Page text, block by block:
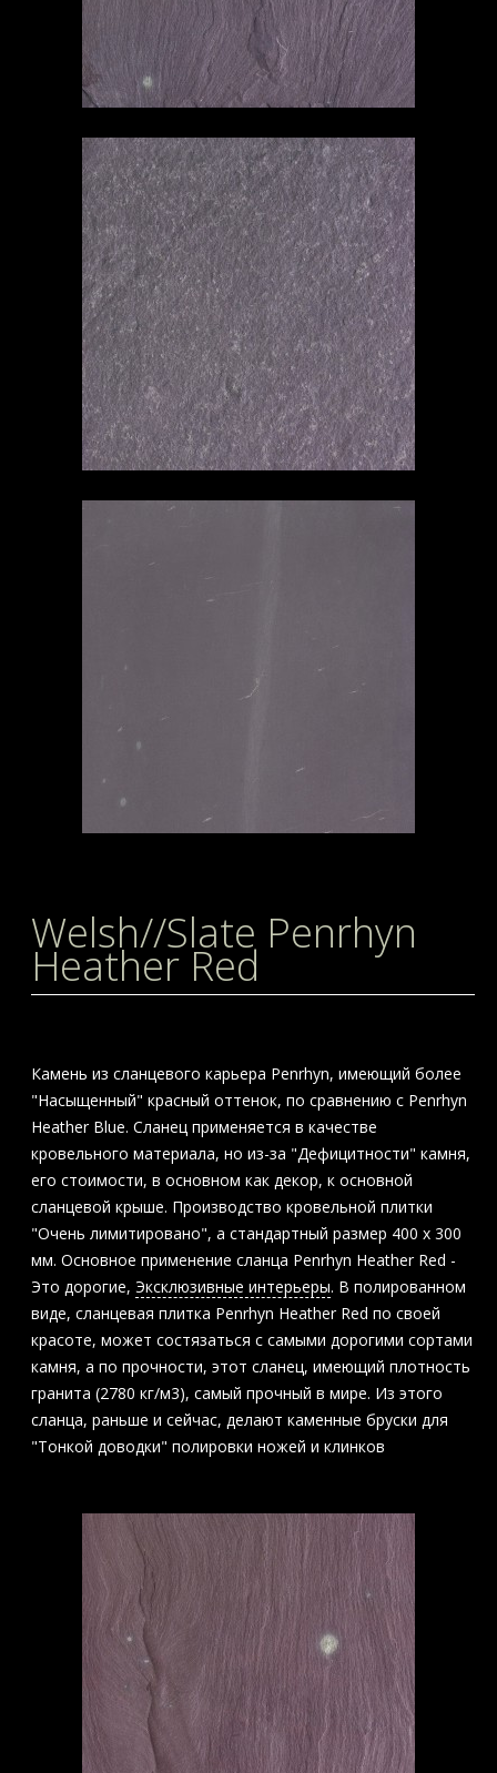
Welsh//Slate Penrhyn
Heather Red
Камень из сланцевого карьера Penrhyn, имеющий более
"Насыщенный" красный оттенок, по сравнению с Penrhyn
Heather Blue. Сланец применяется в качестве
кровельного материала, но из-за "Дефицитности" камня,
его стоимости, в основном как декор, к основной
сланцевой крыше. Производство кровельной плитки
"Очень лимитировано", а стандартный размер 400 х 300
мм. Основное применение сланца Penrhyn Heather Red -
Это дорогие, Эксклюзивные интерьеры. В полированном
виде, сланцевая плитка Penrhyn Heather Red по своей
красоте, может состязаться с самыми дорогими сортами
камня, а по прочности, этот сланец, имеющий плотность
гранита (2780 кг/м3), самый прочный в мире. Из этого
сланца, раньше и сейчас, делают каменные бруски для
"Тонкой доводки" полировки ножей и клинков